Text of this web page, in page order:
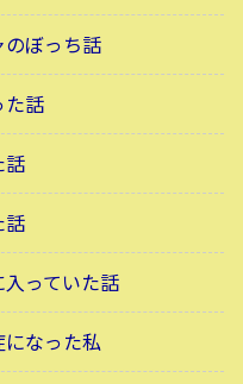
のぼっち話
た話
話
話
っていた話
になった私